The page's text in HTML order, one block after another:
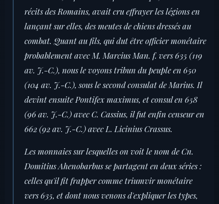
récits des Romains, avait cru effrayer les légions en
lançant sur elles, des meutes de chiens dressés au
combat. Quant au fils, qui dut être officier monétaire
probablement avec M. Marcius Man. f. vers 635 (119
av. J.-C.), nous le voyons tribun du peuple en 650
(104 av. J.-C.), sous le second consulat de Marius. Il
devint ensuite Pontifex maximus, et consul en 658
(96 av. J.-C.) avec C. Cassius, il fut enfin censeur en
662 (92 av. J.-C.) avec L. Licinius Crassus.
Les monnaies sur lesquelles on voit le nom de Cn.
Domitius Ahenobarbus se partagent en deux séries :
celles qu'il fit frapper comme triumvir monétaire
vers 635, et dont nous venons d'expliquer les types,